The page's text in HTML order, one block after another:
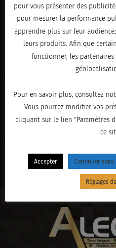
« PRÉCÉDENT
pour vous présenter des
pour mesurer la performance
apprendre plus sur leur
leurs produits. Afin que
fonctionner, les
Pour en savoir plus, consultez
Vous pourrez modifier vos
cliquant sur le lien "Paramètres
ce
Accepter Continuer sans
Réglages